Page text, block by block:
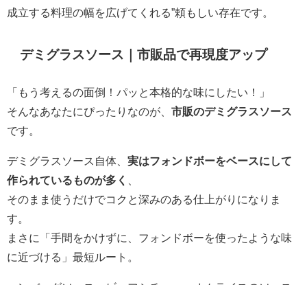
成立する料理の幅を広げてくれる”頼もしい存在です。
デミグラスソース｜市販品で再現度アップ
「もう考えるの面倒！パッと本格的な味にしたい！」
そんなあなたにぴったりなのが、 市販のデミグラスソース
です。
デミグラスソース自体、 実はフォンドボーをベースにして
作られているものが多く
そのまま使うだけでコクと深みのある仕上がりになりま
す。
まさに「手間をかけずに、フォンドボーを使ったような味
に近づける」最短ルート。